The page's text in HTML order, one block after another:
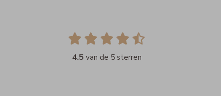
4.5 van de 5 sterren